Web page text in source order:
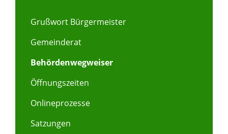
Grußwort Bürgermeister
Gemeinderat
Behördenwegweiser
Öffnungszeiten
Onlineprozesse
Satzungen